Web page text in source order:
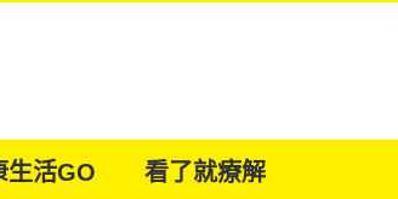
生活GO 看了就療解